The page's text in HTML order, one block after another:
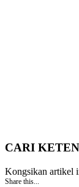
CARI
Kongsikan artikel
Share this...